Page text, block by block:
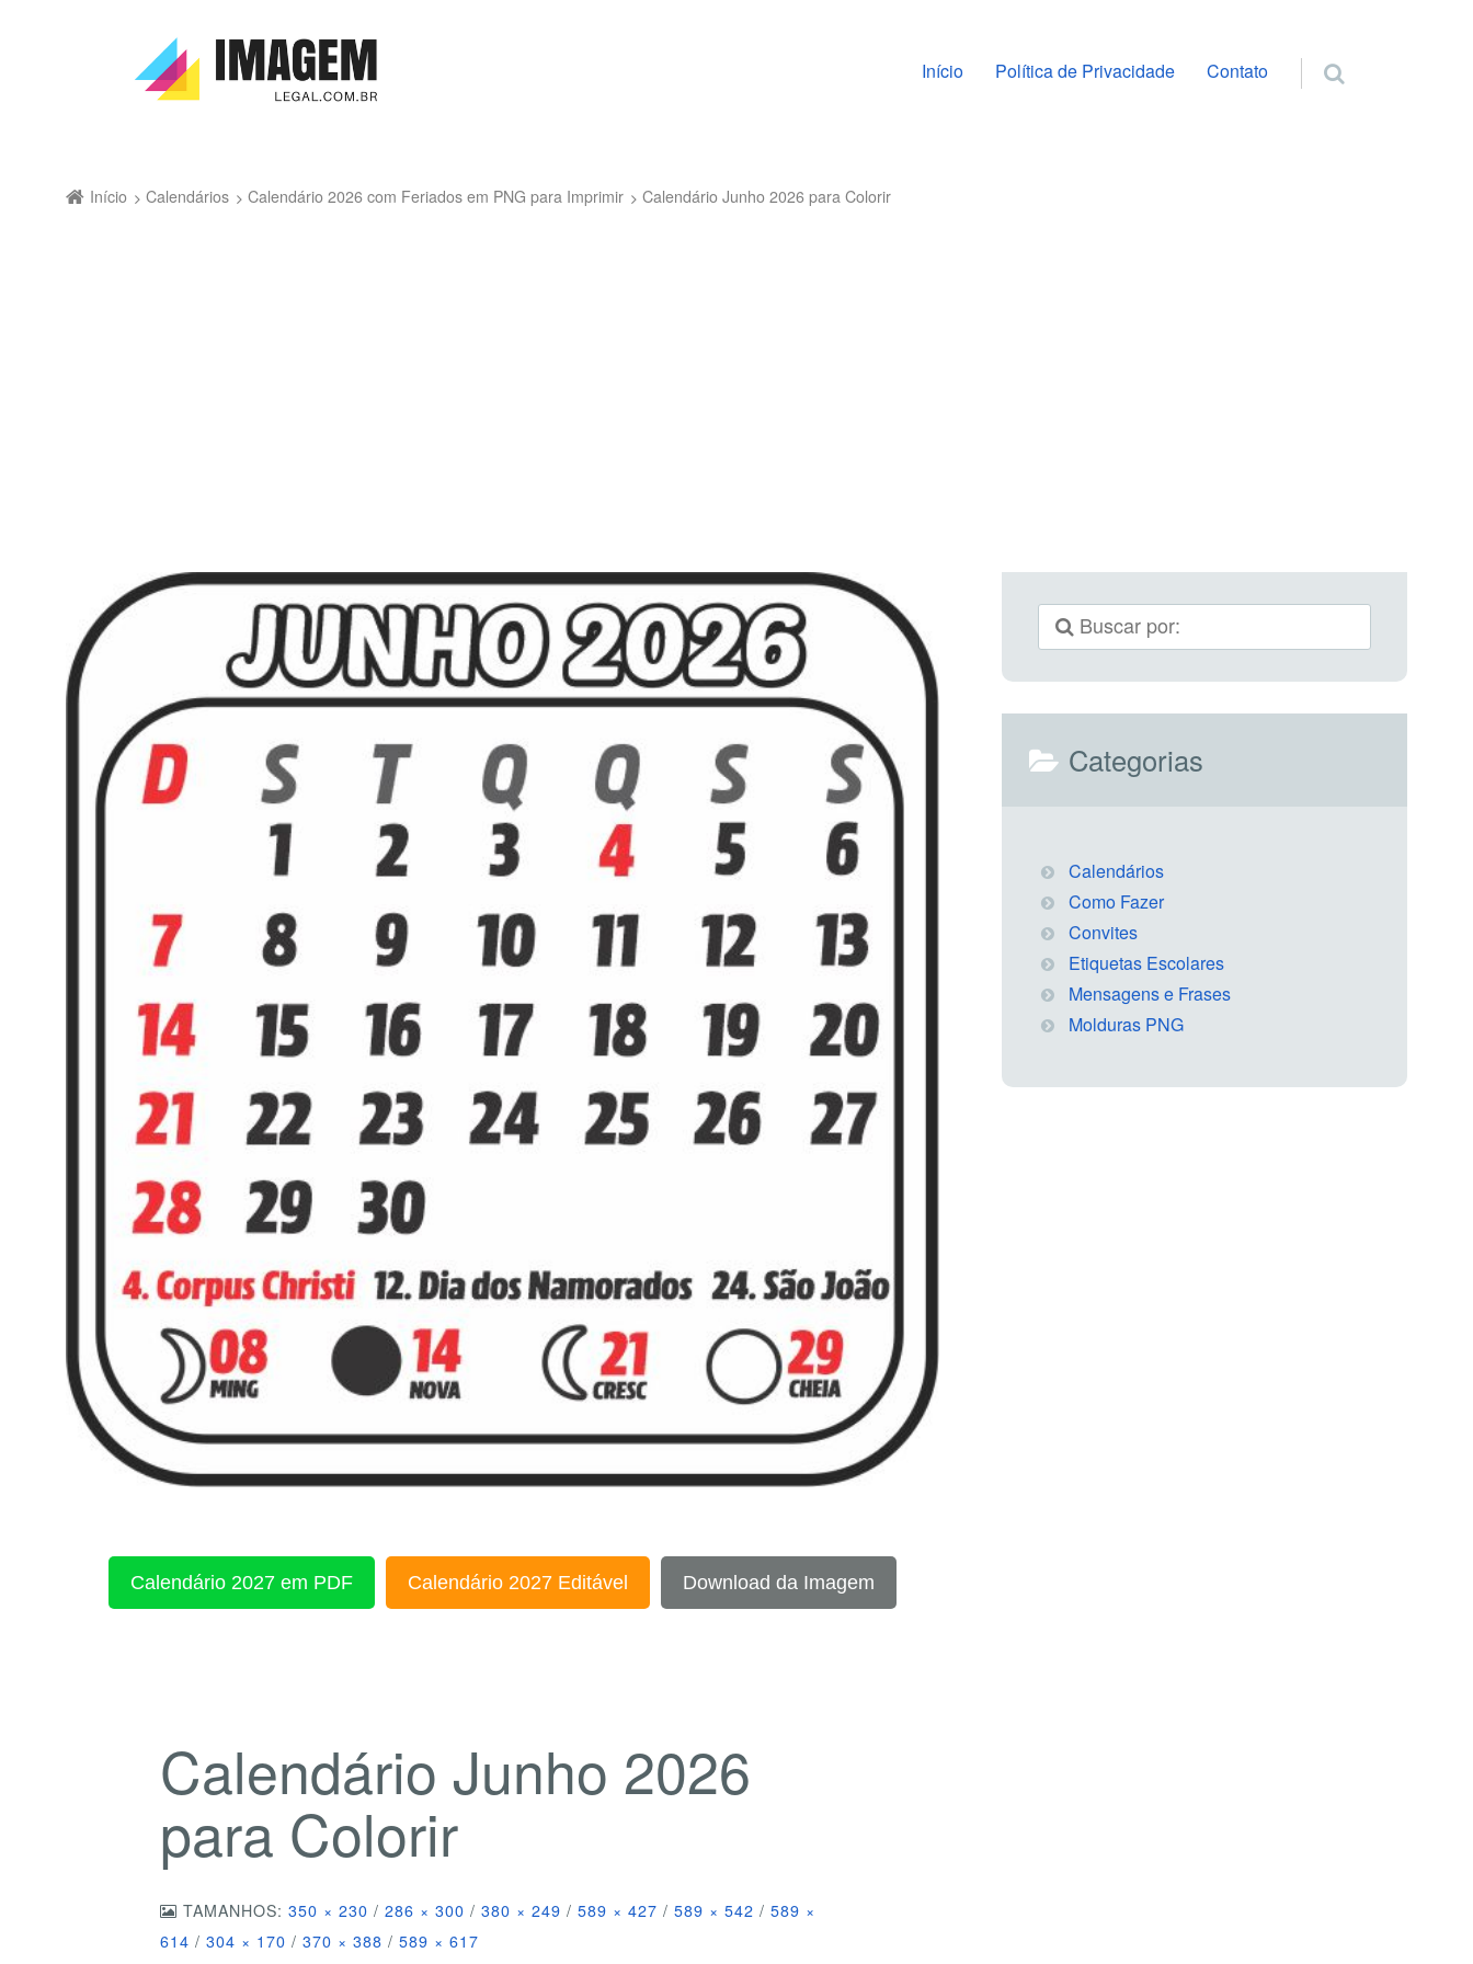
Pular para o conteúdo
Início Política de Privacidade Contato
Início Calendários Calendário 2026 com Feriados em PNG para Imprimir Calendário Junho 2026 para Colorir
Calendário 2027 em PDF Calendário 2027 Editável Download da Imagem
Calendário Junho 2026
para Colorir
TAMANHOS:350 × 230 / 286 × 300 / 380 × 249 / 589 × 427 / 589 × 542 / 589 ×
614 / 304 × 170 / 370 × 388 / 589 × 617
Categorias
Calendários
Como Fazer
Convites
Etiquetas Escolares
Mensagens e Frases
Molduras PNG